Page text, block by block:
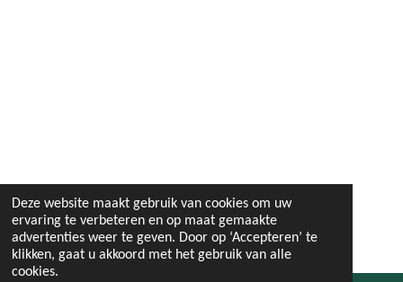
Deze website maakt gebruik van cookies om uw
ervaring te verbeteren en op maat gemaakte
advertenties weer te geven. Door op ‘Accepteren’ te
klikken, gaat u akkoord met het gebruik van alle
cookies.